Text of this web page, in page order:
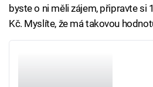
byste o ni měli zájem, připravte si
Kč. Myslíte, že má takovou